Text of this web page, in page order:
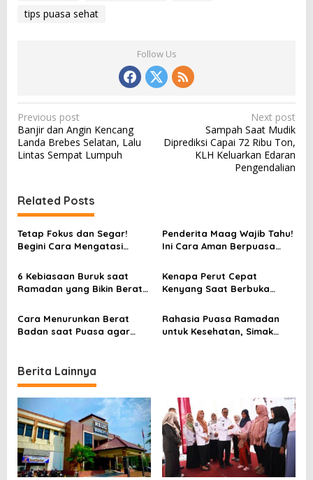
tips puasa sehat
Follow Us
P
o
s
n
a
v
i
g
a
t
i
n
Previous post
Banjir dan Angin Kencang
Landa Brebes Selatan, Lalu
Lintas Sempat Lumpuh
Next post
Sampah Saat Mudik
Diprediksi Capai 72 Ribu Ton,
KLH Keluarkan Edaran
Pengendalian
Related Posts
Tetap Fokus dan Segar!
Begini Cara Mengatasi
Penderita Maag Wajib Tahu!
Ini Cara Aman Berpuasa
6 Kebiasaan Buruk saat
Ramadan yang Bikin Berat
Kenapa Perut Cepat
Kenyang Saat Berbuka
Cara Menurunkan Berat
Badan saat Puasa agar
Rahasia Puasa Ramadan
untuk Kesehatan, Simak
Berita Lainnya